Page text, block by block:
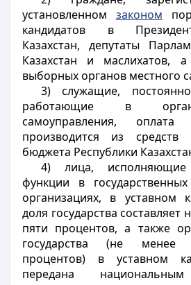
установленном законом
кандидатов в
Казахстан, депутаты
Казахстан и маслихатов,
выборных органов местного
3) служащие,
работающие в
самоуправления,
производится из средств
бюджета Республики
4) лица, исполняющие
функции в
организациях, в уставном
доля государства составляет
пяти процентов, а также
государства (не менее
процентов) в уставном
передана